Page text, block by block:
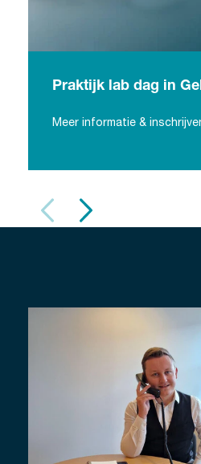
Praktijk lab dag in
Praktijk lab dag in
Meer informatie &